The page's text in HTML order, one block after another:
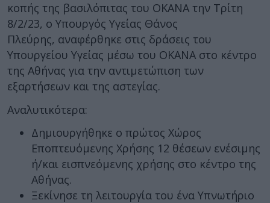
κοπής της βασιλόπιτας του ΟΚΑΝΑ την Τρίτη
8/2/23, ο Υπουργός Υγείας Θάνος
Πλεύρης, αναφέρθηκε στις δράσεις του
Υπουργείου Υγείας μέσω του ΟΚΑΝΑ στο κέντρο
της Αθήνας για την αντιμετώπιση των
εξαρτήσεων και της αστεγίας.
Αναλυτικότερα:
Δημιουργήθηκε ο πρώτος Χώρος
Εποπτευόμενης Χρήσης 12 θέσεων ενέσιμης
ή/και εισπνεόμενης χρήσης στο κέντρο της
Αθήνας.
Ξεκίνησε τη λειτουργία του ένα Υπνωτήριο